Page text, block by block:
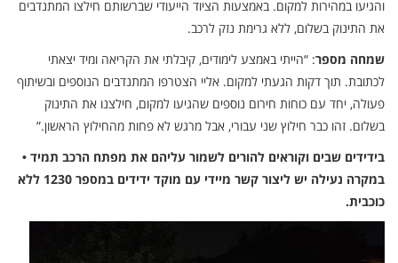
והגיעו במהירות למקום. באמצעות הציוד הייעודי שברשותם חילצו המתנדבים
את התינוק בשלום, ללא גרימת נזק לרכב.
שמחה מספר: “הייתי באמצע לימודים, קיבלתי את הקריאה ומיד יצאתי
לכתובת. תוך דקות הגעתי למקום. אליי הצטרפו המתנדבים הנוספים ובשיתוף
פעולה, יחד עם כוחות חירום נוספים שהגיעו למקום, חילצנו את התינוק
בשלום. זהו כבר חילוץ שני עבורי, אבל מרגש לא פחות מהחילוץ הראשון.”
בידידים שבים וקוראים להורים לשמור עליהם את מפתח הרכב תמיד •
במקרה נעילה יש ליצור קשר מיידי עם מוקד ידידים במספר 1230 ללא
כוכבית.